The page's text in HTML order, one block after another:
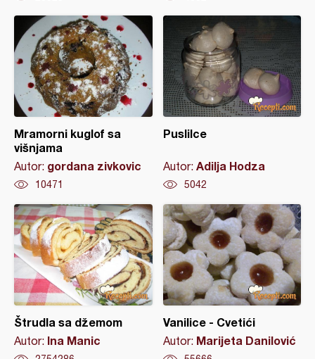
Mramorni kuglof sa
višnjama
Autor: gordana zivkovic
10471
Puslilce
Autor: Adilja Hodza
5042
Štrudla sa džemom
Autor: Ina Manic
Vanilice - Cvetići
Autor: Marijeta Danilović